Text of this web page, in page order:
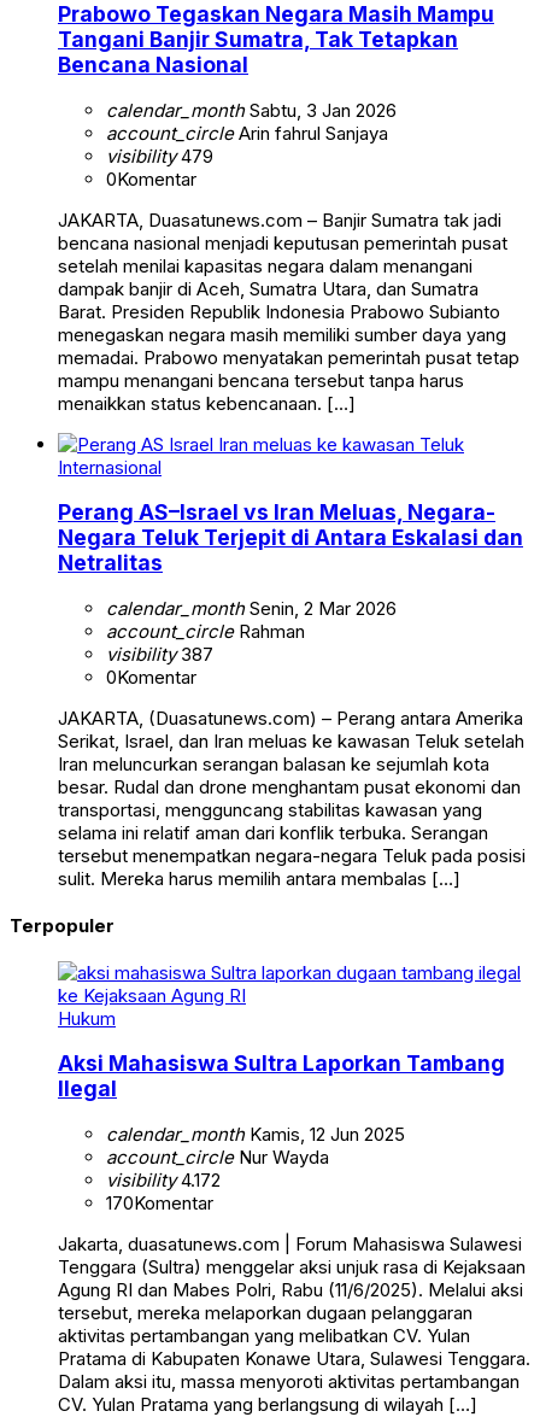
Prabowo Tegaskan Negara Masih Mampu
Tangani Banjir Sumatra, Tak Tetapkan
Bencana Nasional
calendar_monthSabtu, 3 Jan 2026
account_circleArin fahrul Sanjaya
visibility479
0Komentar
JAKARTA, Duasatunews.com – Banjir Sumatra tak jadi
bencana nasional menjadi keputusan pemerintah pusat
setelah menilai kapasitas negara dalam menangani
dampak banjir di Aceh, Sumatra Utara, dan Sumatra
Barat. Presiden Republik Indonesia Prabowo Subianto
menegaskan negara masih memiliki sumber daya yang
memadai. Prabowo menyatakan pemerintah pusat tetap
mampu menangani bencana tersebut tanpa harus
menaikkan status kebencanaan. […]
Internasional
Perang AS–Israel vs Iran Meluas, Negara-
Negara Teluk Terjepit di Antara Eskalasi dan
Netralitas
calendar_monthSenin, 2 Mar 2026
account_circleRahman
visibility387
0Komentar
JAKARTA, (Duasatunews.com) – Perang antara Amerika
Serikat, Israel, dan Iran meluas ke kawasan Teluk setelah
Iran meluncurkan serangan balasan ke sejumlah kota
besar. Rudal dan drone menghantam pusat ekonomi dan
transportasi, mengguncang stabilitas kawasan yang
selama ini relatif aman dari konflik terbuka. Serangan
tersebut menempatkan negara-negara Teluk pada posisi
sulit. Mereka harus memilih antara membalas […]
Terpopuler
Hukum
Aksi Mahasiswa Sultra Laporkan Tambang
Ilegal
calendar_monthKamis, 12 Jun 2025
account_circleNur Wayda
visibility4.172
170Komentar
Jakarta, duasatunews.com | Forum Mahasiswa Sulawesi
Tenggara (Sultra) menggelar aksi unjuk rasa di Kejaksaan
Agung RI dan Mabes Polri, Rabu (11/6/2025). Melalui aksi
tersebut, mereka melaporkan dugaan pelanggaran
aktivitas pertambangan yang melibatkan CV. Yulan
Pratama di Kabupaten Konawe Utara, Sulawesi Tenggara.
Dalam aksi itu, massa menyoroti aktivitas pertambangan
CV. Yulan Pratama yang berlangsung di wilayah […]